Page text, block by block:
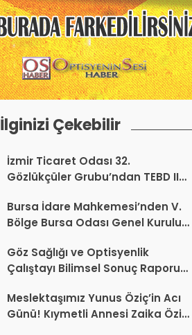
İlginizi Çekebilir
İzmir Ticaret Odası 32.
Gözlükçüler Grubu’ndan TEBD II
Projesi açıklaması
Bursa İdare Mahkemesi’nden V.
Bölge Bursa Odası Genel Kurulu
Göz Sağlığı ve Optisyenlik
Çalıştayı Bilimsel Sonuç Raporu
Meslektaşımız Yunus Öziç’in Acı
Günü! Kıymetli Annesi Zaika Öziç